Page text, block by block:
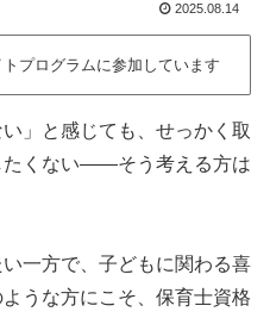
2025.08.14
プログラムに参加しています
」と感じても、せっかく取
たくない――そう考える方は
一方で、子どもに関わる喜
うな方にこそ、保育士資格